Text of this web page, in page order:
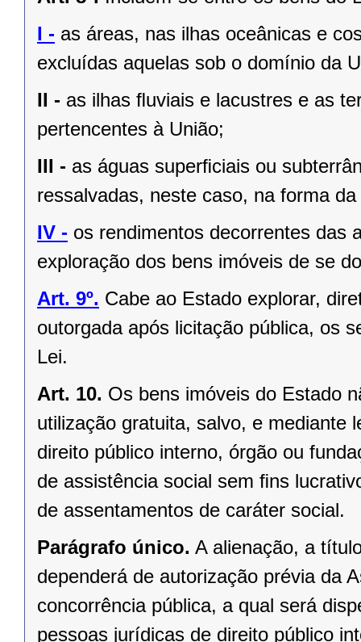
I - as áreas, nas ilhas oceânicas e
excluídas aquelas sob o domínio da
II - as ilhas ﬂuviais e lacustres e as
pertencentes à União;
III - as águas superﬁciais ou
ressalvadas, neste caso, na forma
IV - os rendimentos decorrentes das
exploração dos bens imóveis de se
Art. 9º. Cabe ao Estado explorar,
outorgada após licitação pública, os
Lei.
Art. 10. Os bens imóveis do Estado
utilização gratuita, salvo, e mediante
direito público interno, órgão ou
de assistência social sem ﬁns
de assentamentos de caráter social.
Parágrafo único. A alienação, a
dependerá de autorização prévia da
concorrência pública, a qual será
pessoas jurídicas de direito público